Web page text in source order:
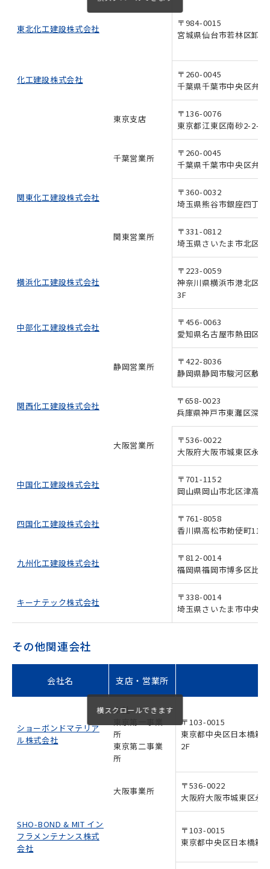
東北化工建設株式会社 新しいウィンドウで開きます
〒984-0015
宮城県仙台市若林区卸
化工建設株式会社新しいウィンドウで開きます〒260-0045
千葉県千葉市中央区弁
東京支店
〒136-0076
東京都江東区南砂2-2-17
千葉営業所
〒260-0045
千葉県千葉市中央区弁
関東化工建設株式会社 新しいウィンドウで開きます
〒360-0032
埼玉県熊谷市銀座四丁
関東営業所
〒331-0812
埼玉県さいたま市北区
横浜化工建設株式会社 新しいウィンドウで開きます
〒223-0059
神奈川県横浜市港北区
3F
中部化工建設株式会社 新しいウィンドウで開きます
〒456-0063
愛知県名古屋市熱田区
静岡営業所
〒422-8036
静岡県静岡市駿河区敷
関西化工建設株式会社 新しいウィンドウで開きます
〒658-0023
兵庫県神戸市東灘区深
大阪営業所
〒536-0022
大阪府大阪市城東区永
中国化工建設株式会社 新しいウィンドウで開きます
〒701-1152
岡山県岡山市北区津高
四国化工建設株式会社 新しいウィンドウで開きます
〒761-8058
香川県高松市勅使町
九州化工建設株式会社 新しいウィンドウで開きます
〒812-0014
福岡県福岡市博多区比
キーナテック株式会社 新しいウィンドウで開きます
〒338-0014
埼玉県さいたま市中央
その他関連会社
会社名 支店・営業所
ショーボンドマテリア
ル株式会社新しいウィンドウで開きます
本社
所
東京第二事業
所
〒103-0015
東京都中央区日本橋箱
2F
大阪事業所
〒536-0022
大阪府大阪市城東区永
SHO-BOND & MIT イン
フラメンテナンス株式
会社新しいウィンドウで開きます
〒103-0015
東京都中央区日本橋箱